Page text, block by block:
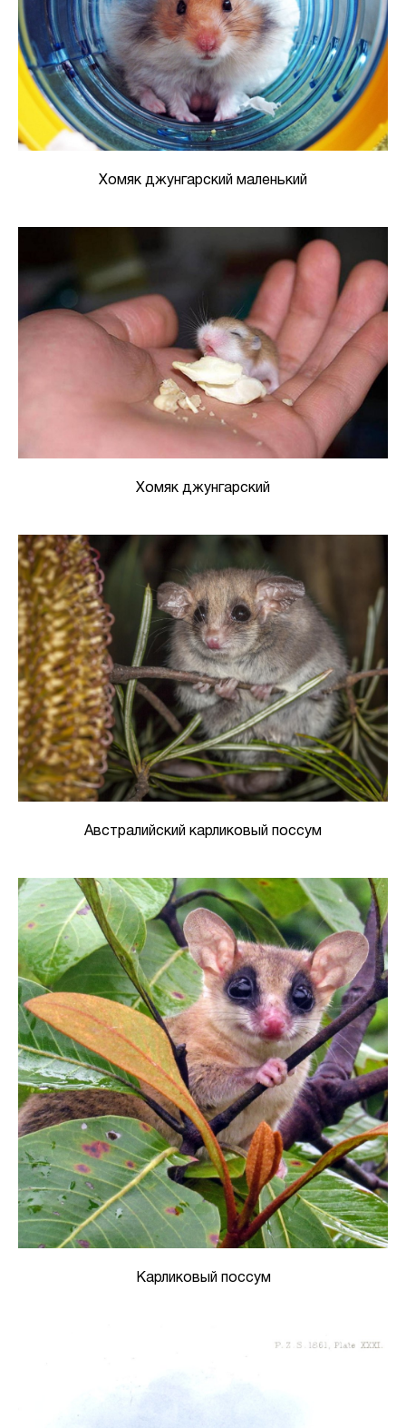
Хомяк джунгарский маленький
Хомяк джунгарский
Австралийский карликовый поссум
Карликовый поссум